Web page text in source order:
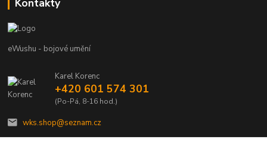
Kontakty
eWushu - bojové umění
Karel Korenc
+420 601 574 301
(Po-Pá, 8-16 hod.)
wks.shop@seznam.cz